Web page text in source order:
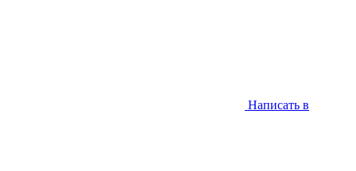
Написать в